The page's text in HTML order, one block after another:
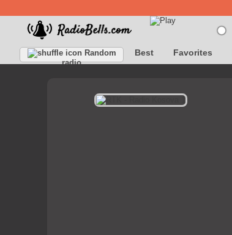
Random
radio
Best Favorites